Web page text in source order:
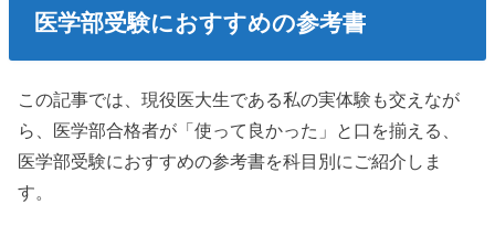
医学部受験におすすめの参考書
この記事では、現役医大生である私の実体験も交えなが
ら、医学部合格者が「使って良かった」と口を揃える、
医学部受験におすすめの参考書を科目別にご紹介しま
す。